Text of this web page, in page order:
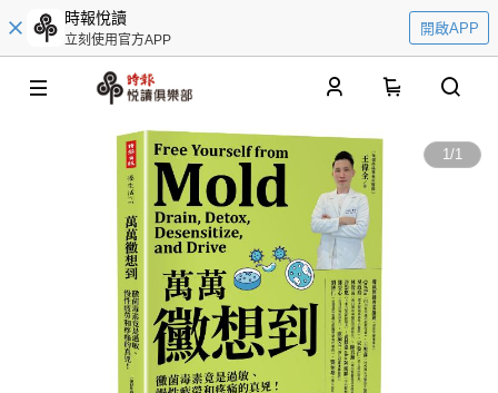
時報悅讀
立刻使用官方APP
開啟APP
1/1